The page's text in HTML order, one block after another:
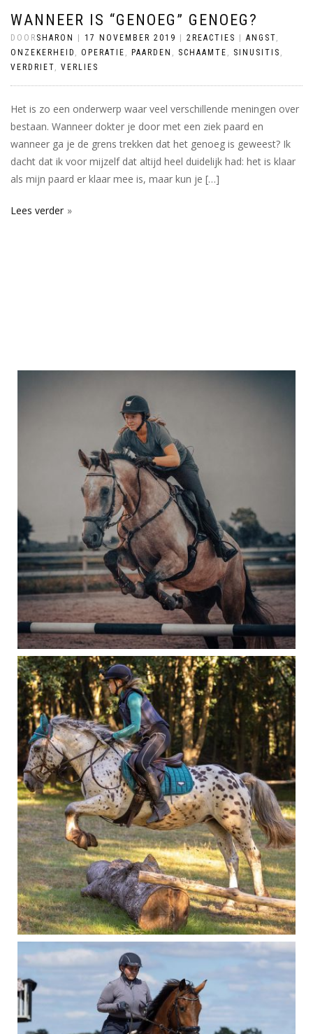
WANNEER IS “GENOEG” GENOEG?
DOOR SHARON 17 NOVEMBER 2019 2REACTIES ANGST,
ONZEKERHEID , OPERATIE , PAARDEN , SCHAAMTE , SINUSITIS ,
VERDRIET, VERLIES
Het is zo een onderwerp waar veel verschillende meningen over
bestaan. Wanneer dokter je door met een ziek paard en
wanneer ga je de grens trekken dat het genoeg is geweest? Ik
dacht dat ik voor mijzelf dat altijd heel duidelijk had: het is klaar
als mijn paard er klaar mee is, maar kun je […]
Lees verder